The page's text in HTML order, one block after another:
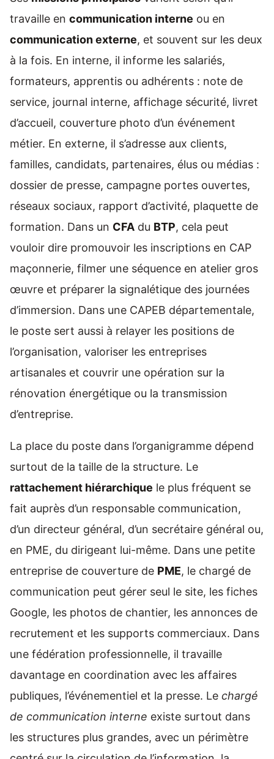
travaille en communication interne ou en
communication externe, et souvent sur les deux
à la fois. En interne, il informe les salariés,
formateurs, apprentis ou adhérents : note de
service, journal interne, affichage sécurité, livret
d’accueil, couverture photo d’un événement
métier. En externe, il s’adresse aux clients,
familles, candidats, partenaires, élus ou médias :
dossier de presse, campagne portes ouvertes,
réseaux sociaux, rapport d’activité, plaquette de
formation. Dans un CFA du BTP, cela peut
vouloir dire promouvoir les inscriptions en CAP
maçonnerie, filmer une séquence en atelier gros
œuvre et préparer la signalétique des journées
d’immersion. Dans une CAPEB départementale,
le poste sert aussi à relayer les positions de
l’organisation, valoriser les entreprises
artisanales et couvrir une opération sur la
rénovation énergétique ou la transmission
d’entreprise.
La place du poste dans l’organigramme dépend
surtout de la taille de la structure. Le
rattachement hiérarchique le plus fréquent se
fait auprès d’un responsable communication,
d’un directeur général, d’un secrétaire général ou,
en PME, du dirigeant lui-même. Dans une petite
entreprise de couverture de PME, le chargé de
communication peut gérer seul le site, les fiches
Google, les photos de chantier, les annonces de
recrutement et les supports commerciaux. Dans
une fédération professionnelle, il travaille
davantage en coordination avec les affaires
publiques, l’événementiel et la presse. Le chargé
de communication interne existe surtout dans
les structures plus grandes, avec un périmètre